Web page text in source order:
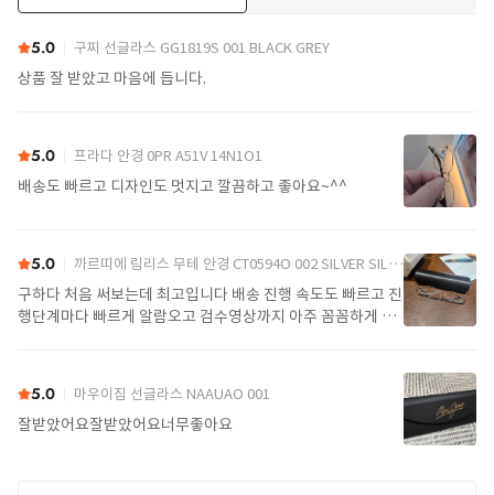
5.0 구찌 선글라스 GG1819S 001 BLACK GREY
상품 잘 받았고 마음에 듭니다.
5.0 프라다 안경 0PR A51V 14N1O1
배송도 빠르고 디자인도 멋지고 깔끔하고 좋아요~^^
5.0 까르띠에 림리스 무테 안경 CT0594O 002 SILVER SILVER TRANSPARENT
구하다 처음 써보는데 최고입니다 배송 진행 속도도 빠르고 진
행단계마다 빠르게 알람오고 검수영상까지 아주 꼼꼼하게 찍
5.0 마우이짐 선글라스 NAAUAO 001
잘받았어요잘받았어요너무좋아요